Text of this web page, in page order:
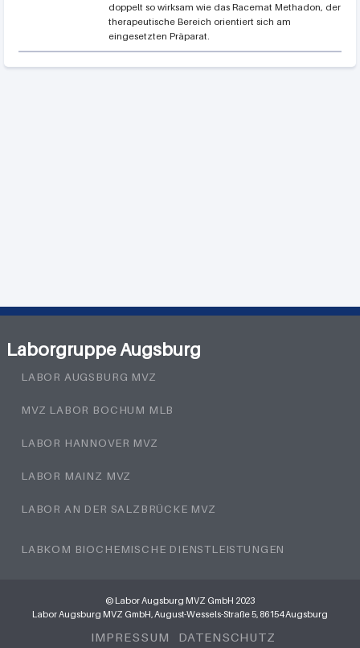
doppelt so wirksam wie das Racemat Methadon, der
therapeutische Bereich orientiert sich am
eingesetzten Präparat.
© Labor Augsburg MVZ GmbH 2023
Labor Augsburg MVZ GmbH, August-Wessels-Straße 5, 86154 Augsburg
IMPRESSUM DATENSCHUTZ
Laborgruppe Augsburg
LABOR AUGSBURG MVZ
MVZ LABOR BOCHUM MLB
LABOR HANNOVER MVZ
LABOR MAINZ MVZ
LABOR AN DER SALZBRÜCKE MVZ
LABKOM BIOCHEMISCHE DIENSTLEISTUNGEN